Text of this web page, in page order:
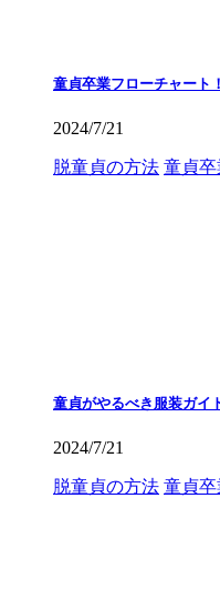
童貞卒業フローチャート
2024/7/21
脱童貞の方法 童貞卒
童貞がやるべき服装ガイ
2024/7/21
脱童貞の方法 童貞卒